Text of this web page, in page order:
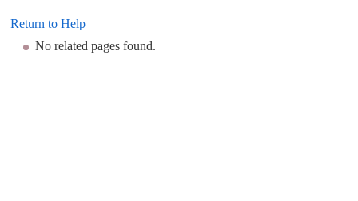
Return to Help
No related pages found.